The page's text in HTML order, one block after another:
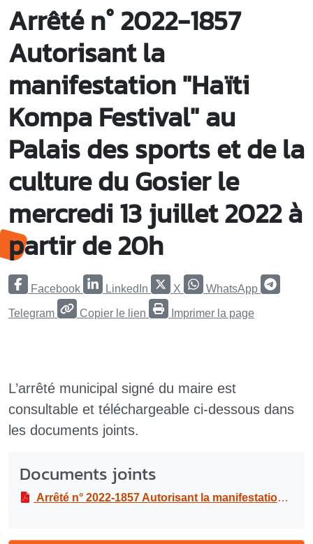
Arrêté n° 2022-1857
Autorisant la
manifestation "Haïti
Kompa Festival" au
Palais des sports et de la
culture du Gosier le
mercredi 13 juillet 2022 à
partir de 20h
Facebook LinkedIn X WhatsApp
Telegram Copier le lien Imprimer la page
L’arrêté municipal signé du maire est
consultable et téléchargeable ci-dessous dans
les documents joints.
Documents joints
Arrêté n° 2022-1857 Autorisant la manifestation "Haïti Kompa Festival" au Palais des sports et de la culture du Gosier le mercredi 13 juillet 2022 à partir de 20h